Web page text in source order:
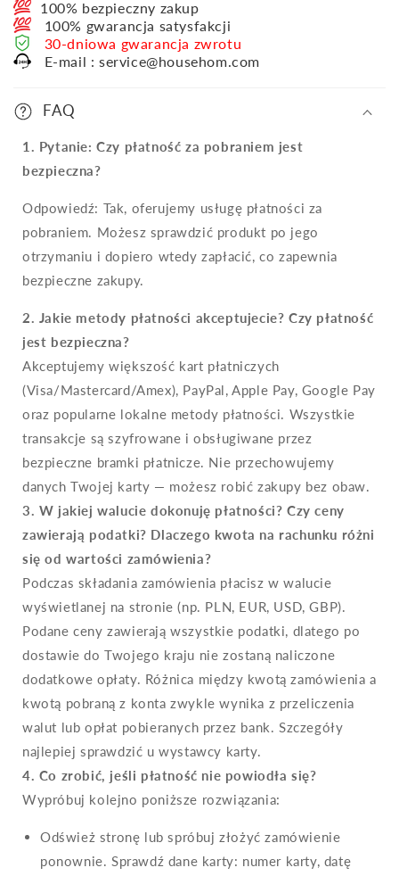
100% bezpieczny zakup
100% gwarancja satysfakcji
30-dniowa gwarancja zwrotu
E-mail : service@househom.com
FAQ
1. Pytanie: Czy płatność za pobraniem jest
bezpieczna?
Odpowiedź: Tak, oferujemy usługę płatności za
pobraniem. Możesz sprawdzić produkt po jego
otrzymaniu i dopiero wtedy zapłacić, co zapewnia
bezpieczne zakupy.
2. Jakie metody płatności akceptujecie? Czy płatność
jest bezpieczna?
Akceptujemy większość kart płatniczych
(Visa/Mastercard/Amex), PayPal, Apple Pay, Google Pay
oraz popularne lokalne metody płatności. Wszystkie
transakcje są szyfrowane i obsługiwane przez
bezpieczne bramki płatnicze. Nie przechowujemy
danych Twojej karty — możesz robić zakupy bez obaw.
3. W jakiej walucie dokonuję płatności? Czy ceny
zawierają podatki? Dlaczego kwota na rachunku różni
się od wartości zamówienia?
Podczas składania zamówienia płacisz w walucie
wyświetlanej na stronie (np. PLN, EUR, USD, GBP).
Podane ceny zawierają wszystkie podatki, dlatego po
dostawie do Twojego kraju nie zostaną naliczone
dodatkowe opłaty. Różnica między kwotą zamówienia a
kwotą pobraną z konta zwykle wynika z przeliczenia
walut lub opłat pobieranych przez bank. Szczegóły
najlepiej sprawdzić u wystawcy karty.
4. Co zrobić, jeśli płatność nie powiodła się?
Wypróbuj kolejno poniższe rozwiązania:
Odśwież stronę lub spróbuj złożyć zamówienie
ponownie. Sprawdź dane karty: numer karty, datę